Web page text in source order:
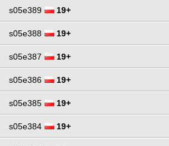
s05e389 19+
s05e388 19+
s05e387 19+
s05e386 19+
s05e385 19+
s05e384 19+